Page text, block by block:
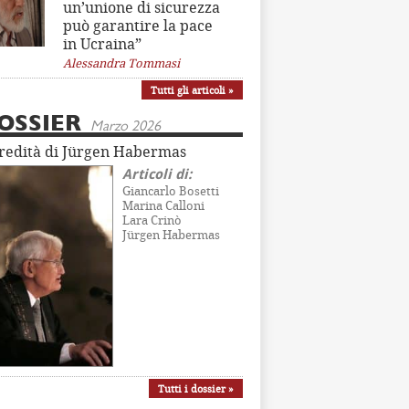
un’unione di sicurezza
può garantire la pace
in Ucraina”
Alessandra Tommasi
Tutti gli articoli »
Marzo 2026
di Jürgen Habermas
Articoli di:
Giancarlo Bosetti
Marina Calloni
Lara Crinò
Jürgen Habermas
Tutti i dossier »